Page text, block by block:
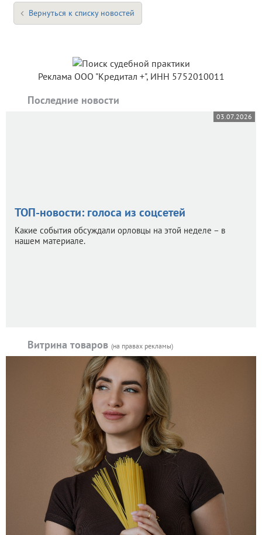
Вернуться к списку новостей
Реклама ООО "Кредитал +", ИНН 5752010011
Последние новости
03.07.2026
ТОП-новости: голоса из соцсетей
Какие события обсуждали орловцы на этой неделе – в
нашем материале.
Витрина товаров (на правах рекламы)